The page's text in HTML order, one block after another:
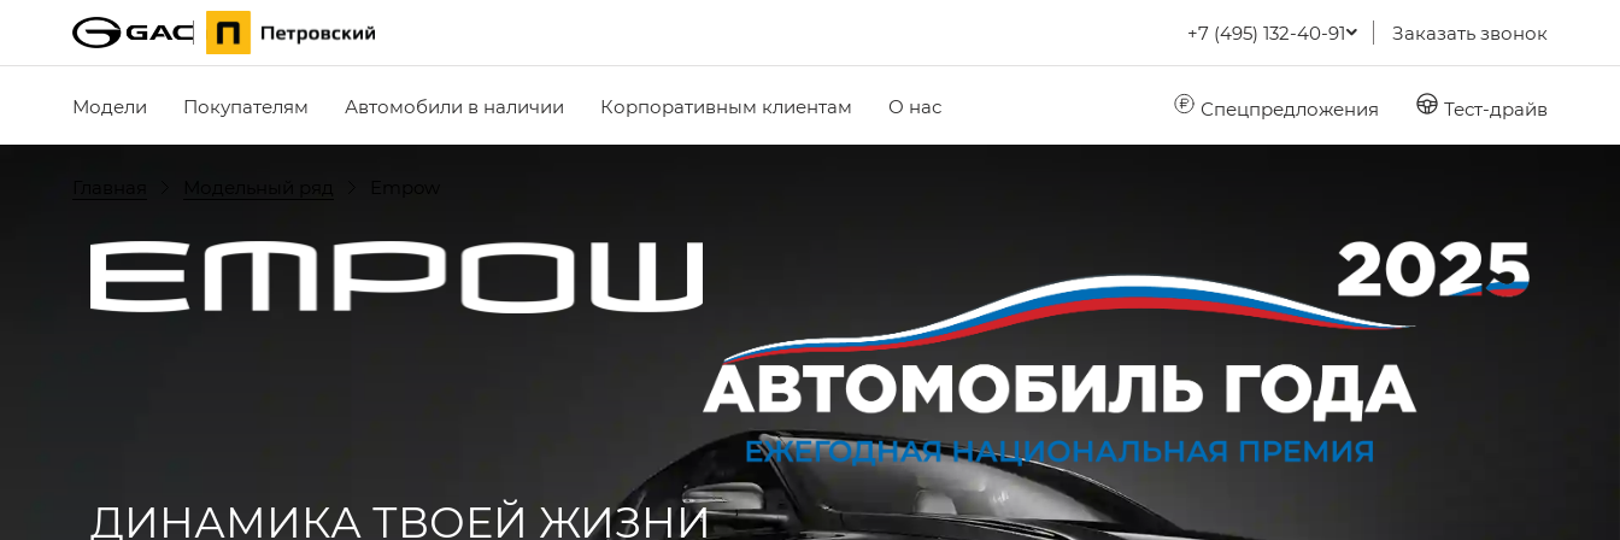
+7 (495) 132-40-91 Заказать звонок
Модели Покупателям Автомобили в наличии Корпоративным клиентам О нас Спецпредложения Тест-драйв
ДИНАМИКА ТВОЕЙ ЖИЗНИ